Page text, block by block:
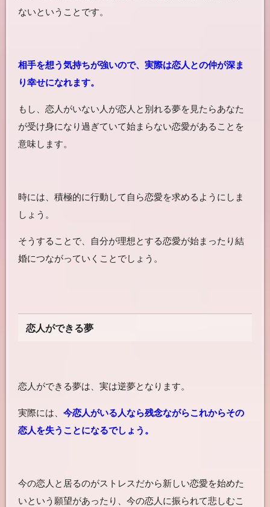
ないということです。
相手を想う気持ちが強いので、実際は恋人との仲が深ま
り幸せになれます。
もし、恋人がいない人が恋人と別れる夢を見たらあなた
が受け身になり過ぎていて始まらない恋愛があることを
意味します。
時には、積極的に行動して自ら恋愛を求めるようにしま
しょう。
そうすることで、自分が理想とする恋愛が始まったり結
婚につながっていくことでしょう。
恋人ができる夢
恋人ができる夢は、実は逆夢となります。
実際には、 今恋人がいる人なら残念ながらこれからその
恋人を失うことになるでしょう。
今の恋人と居るのがストレスだから新しい恋愛を始めた
いという願望があったり、今の恋人に振られて悲しむこ